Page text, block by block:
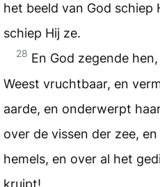
het beeld van God schiep
schiep Hij ze.
28 En God zegende
Weest vruchtbaar, en
aarde, en onderwerpt
over de vissen der zee,
hemels, en over al het
kruipt!